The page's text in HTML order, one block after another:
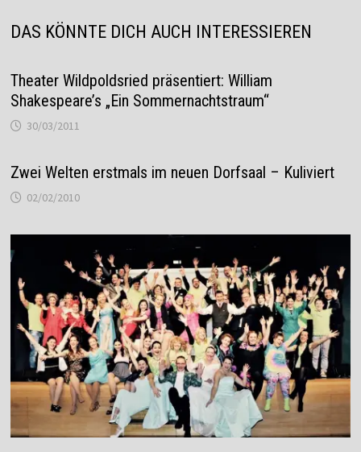
DAS KÖNNTE DICH AUCH INTERESSIEREN
Theater Wildpoldsried präsentiert: William
Shakespeare’s „Ein Sommernachtstraum“
30/03/2011
Zwei Welten erstmals im neuen Dorfsaal – Kuliviert
02/02/2010